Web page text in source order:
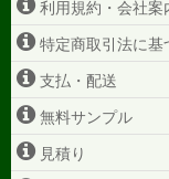
利用規約・会社案
特定商取引法に基
支払・配送
無料サンプル
見積り